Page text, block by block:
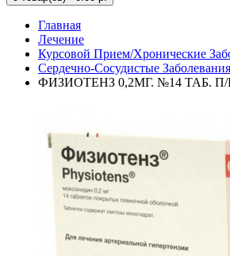
Главная
Лечение
Курсовой Прием/Хронические
Сердечно-Сосудистые Заболевания
ФИЗИОТЕНЗ 0,2МГ. №14 ТАБ.